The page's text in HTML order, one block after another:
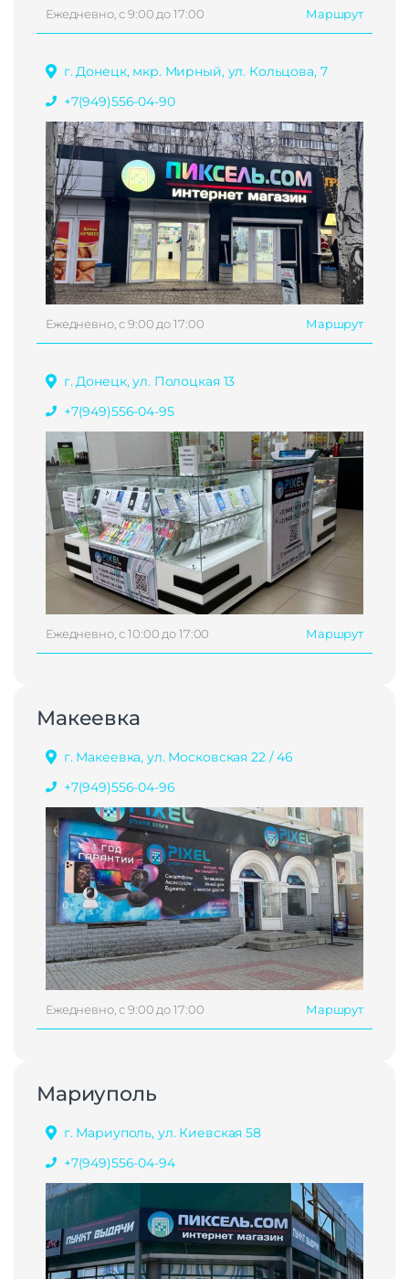
Ежедневно, с 9:00 до 17:00 Маршрут
г. Донецк, мкр. Мирный, ул. Кольцова, 7
+7(949)556-04-90
Ежедневно, с 9:00 до 17:00 Маршрут
г. Донецк, ул. Полоцкая 13
+7(949)556-04-95
Ежедневно, с 10:00 до 17:00 Маршрут
Макеевка
г. Макеевка, ул. Московская 22 / 46
+7(949)556-04-96
Ежедневно, с 9:00 до 17:00 Маршрут
Мариуполь
г. Мариуполь, ул. Киевская 58
+7(949)556-04-94